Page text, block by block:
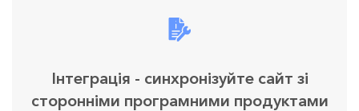
Інтеграція - синхронізуйте сайт зі
сторонніми програмними продуктами